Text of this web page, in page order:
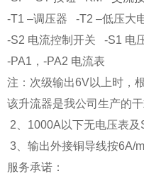
-T1 –调压器 -T2 –低压大
-S2 电流控制开关 -S1 电
-PA1，-PA2 电流表
注：次级输出6V以上时，
该升流器是我公司生产的
2、1000A以下无电压表及
3、输出外接铜导线按6A/
服务承诺：